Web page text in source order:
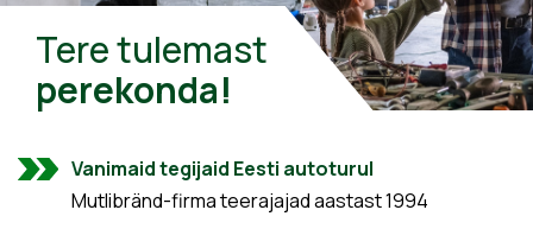
Tere tulemast
perekonda!
Vanimaid tegijaid Eesti autoturul
Mutlibränd-firma teerajajad aastast 1994